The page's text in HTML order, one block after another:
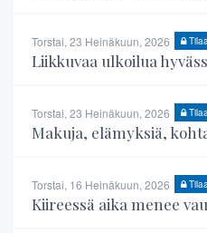
Torstai, 23 Heinäkuun, 2026
Liikkuvaa ulkoilua
Torstai, 23 Heinäkuun, 2026
Makuja, elämyksiä,
Torstai, 16 Heinäkuun, 2026
Kiireessä aika menee